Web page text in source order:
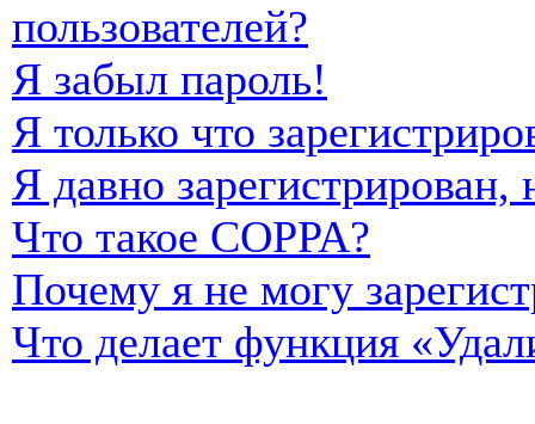
пользователей?
Я забыл пароль!
Я только что
Я давно
Что такое COPPA?
Почему я не могу
Что делает функция